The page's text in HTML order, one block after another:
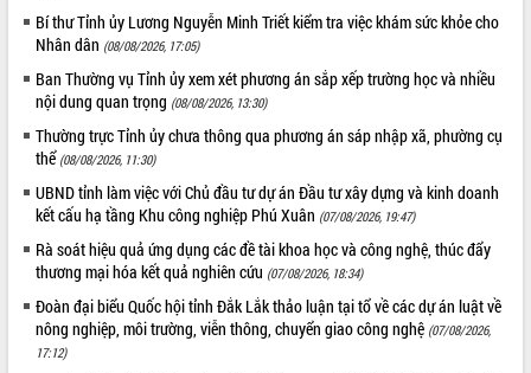
LIÊN KẾT WEB
THỐNG KÊ TRUY CẬP
Hôm nay: 14448
Tất cả: 66100116
Bí thư Tỉnh ủy Lương Nguyễn Minh Triết kiểm tra việc khám sức khỏe cho
Nhân dân (08/08/2026, 17:05)
Ban Thường vụ Tỉnh ủy xem xét phương án sắp xếp trường học và nhiều
nội dung quan trọng (08/08/2026, 13:30)
Thường trực Tỉnh ủy chưa thông qua phương án sáp nhập xã, phường cụ
thể (08/08/2026, 11:30)
UBND tỉnh làm việc với Chủ đầu tư dự án Đầu tư xây dựng và kinh doanh
kết cấu hạ tầng Khu công nghiệp Phú Xuân (07/08/2026, 19:47)
Rà soát hiệu quả ứng dụng các đề tài khoa học và công nghệ, thúc đẩy
thương mại hóa kết quả nghiên cứu (07/08/2026, 18:34)
Đoàn đại biểu Quốc hội tỉnh Đắk Lắk thảo luận tại tổ về các dự án luật về
nông nghiệp, môi trường, viễn thông, chuyển giao công nghệ (07/08/2026,
17:12)